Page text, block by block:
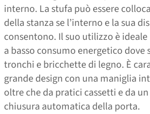
interno. La stufa può essere
della stanza se l’interno e la sua
consentono. Il suo utilizzo è ideale
a basso consumo energetico dove
tronchi e bricchette di legno. È
grande design con una maniglia
oltre che da pratici cassetti e da
chiusura automatica della porta.